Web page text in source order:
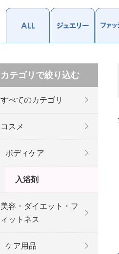
カテゴリで絞り込む
すべてのカテゴリ
コスメ
ボディケア
入浴剤
美容・ダイエット・フ
ィットネス
ケア用品